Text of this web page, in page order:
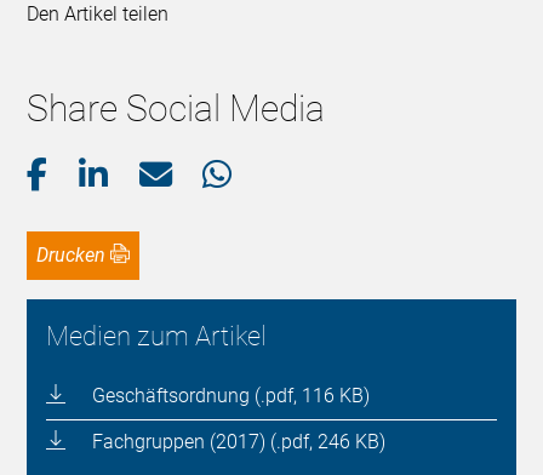
Den Artikel teilen
Share Social Media
Drucken
Medien zum Artikel
Geschäftsordnung (.pdf, 116 KB)
Fachgruppen (2017) (.pdf, 246 KB)